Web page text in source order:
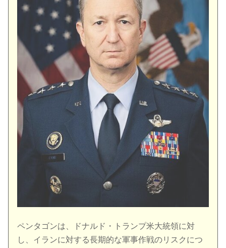
ペンタゴンは、ドナルド・トランプ米大統領に対
し、イランに対する長期的な軍事作戦のリスクにつ